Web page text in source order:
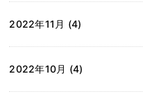
2022年11月 (4)
2022年10月 (4)